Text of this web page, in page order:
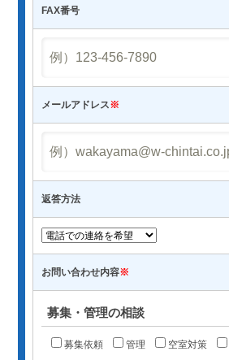
FAX番号
メールアドレス※
返答方法
お問い合わせ内容※
募集・管理の相談
募集依頼 管理 空室対策